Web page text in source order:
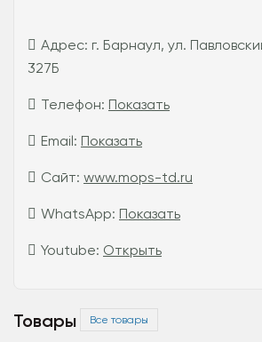
Адрес: г. Барнаул, ул.
327Б
Телефон: Показать
Email: Показать
Сайт: www.mops-td.ru
WhatsApp: Показать
Youtube: Открыть
Товары Все товары